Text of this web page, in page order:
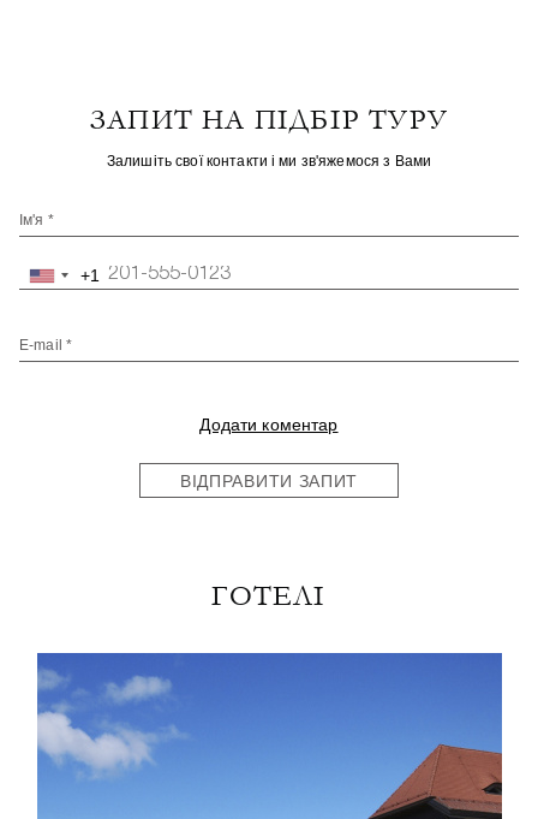
ЗАПИТ НА ПІДБІР ТУРУ
Залишіть свої контакти і ми зв'яжемося з Вами
Ім'я *
United+1
E-mail *
Додати коментар
ВІДПРАВИТИ ЗАПИТ
ГОТЕЛІ